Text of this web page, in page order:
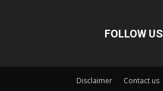
FOLLOW US
Disclaimer Contact us